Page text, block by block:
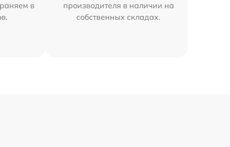
в
производителя в наличии на
собственных складах.